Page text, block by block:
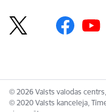
© 2026 Valsts valodas
© 2020 Valsts kanceleja,